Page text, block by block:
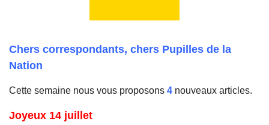
Chers correspondants, chers Pupilles de la
Nation
Cette semaine nous vous proposons 4 nouveaux articles.
Joyeux 14 juillet